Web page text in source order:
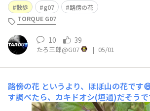
散歩 g07
路傍の花
TORQUE G07
10 39
たろ三郎@G07 | 05/01
路傍の花 というより、ほぼ山の花です
す調べたら、カキドオシ(垣通)だそう
も。都会の路傍とは趣が違いすぎます